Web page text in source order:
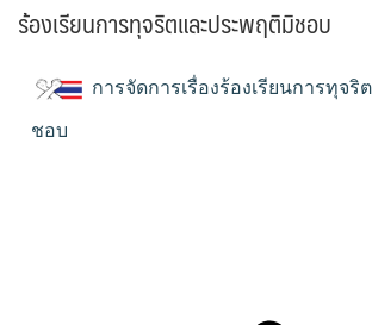
ร้องเรียนการทุจริตและประพฤติมิชอบ
การจัดการเรื่องร้องเรียนการทุจ
ชอบ